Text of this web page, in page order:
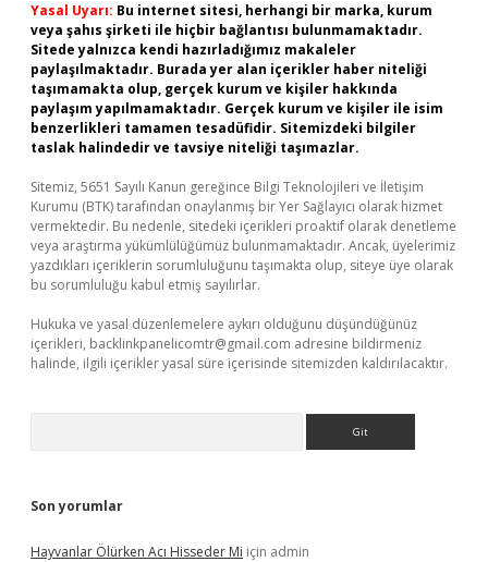
Yasal Uyarı: Bu internet sitesi, herhangi bir marka, kurum
veya şahıs şirketi ile hiçbir bağlantısı bulunmamaktadır.
Sitede yalnızca kendi hazırladığımız makaleler
paylaşılmaktadır. Burada yer alan içerikler haber niteliği
taşımamakta olup, gerçek kurum ve kişiler hakkında
paylaşım yapılmamaktadır. Gerçek kurum ve kişiler ile isim
benzerlikleri tamamen tesadüfidir. Sitemizdeki bilgiler
taslak halindedir ve tavsiye niteliği taşımazlar.
Sitemiz, 5651 Sayılı Kanun gereğince Bilgi Teknolojileri ve İletişim
Kurumu (BTK) tarafından onaylanmış bir Yer Sağlayıcı olarak hizmet
vermektedir. Bu nedenle, sitedeki içerikleri proaktif olarak denetleme
veya araştırma yükümlülüğümüz bulunmamaktadır. Ancak, üyelerimiz
yazdıkları içeriklerin sorumluluğunu taşımakta olup, siteye üye olarak
bu sorumluluğu kabul etmiş sayılırlar.
Hukuka ve yasal düzenlemelere aykırı olduğunu düşündüğünüz
içerikleri, backlinkpanelicomtr@gmail.com adresine bildirmeniz
halinde, ilgili içerikler yasal süre içerisinde sitemizden kaldırılacaktır.
Son yorumlar
Hayvanlar Ölürken Acı Hisseder Mi için admin